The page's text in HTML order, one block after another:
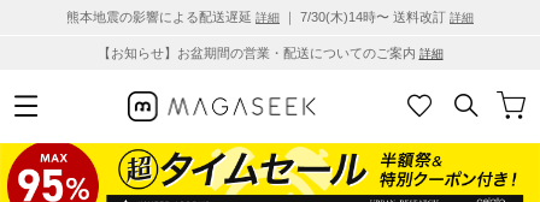
熊本地震の影響による配送遅延 詳細 ｜ 7/30(木)14時〜 送料改訂 詳細
【お知らせ】お盆期間の営業・配送についてのご案内 詳細